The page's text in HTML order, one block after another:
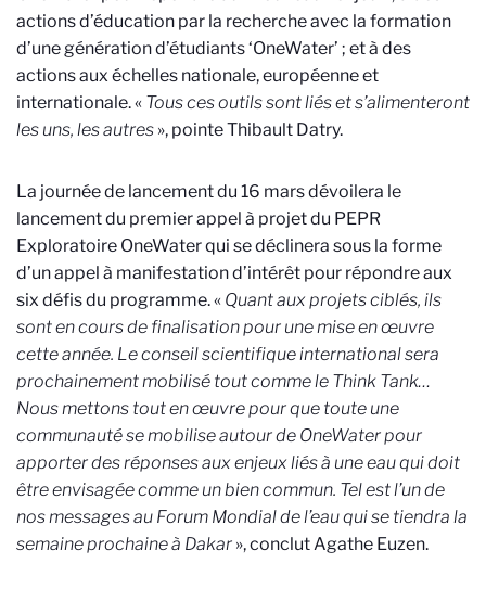
actions d’éducation par la recherche avec la formation
d’une génération d’étudiants ‘OneWater’ ; et à des
actions aux échelles nationale, européenne et
internationale. « Tous ces outils sont liés et s’alimenteront
les uns, les autres », pointe Thibault Datry.
La journée de lancement du 16 mars dévoilera le
lancement du premier appel à projet du PEPR
Exploratoire OneWater qui se déclinera sous la forme
d’un appel à manifestation d’intérêt pour répondre aux
six défis du programme. « Quant aux projets ciblés, ils
sont en cours de finalisation pour une mise en œuvre
cette année. Le conseil scientifique international sera
prochainement mobilisé tout comme le Think Tank…
Nous mettons tout en œuvre pour que toute une
communauté se mobilise autour de OneWater pour
apporter des réponses aux enjeux liés à une eau qui doit
être envisagée comme un bien commun. Tel est l’un de
nos messages au Forum Mondial de l’eau qui se tiendra la
semaine prochaine à Dakar », conclut Agathe Euzen.